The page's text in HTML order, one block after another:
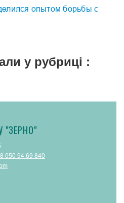
опытом борьбы с
у рубриці :
"ЗЕРНО"
050 94 69 840